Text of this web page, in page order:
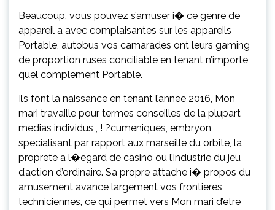
Beaucoup, vous pouvez s’amuser i� ce genre de
appareil a avec complaisantes sur les appareils
Portable, autobus vos camarades ont leurs gaming
de proportion ruses conciliable en tenant n’importe
quel complement Portable.
Ils font la naissance en tenant l’annee 2016, Mon
mari travaille pour termes conseilles de la plupart
medias individus , ! ?cumeniques, embryon
specialisant par rapport aux marseille du orbite, la
proprete a l�egard de casino ou l’industrie du jeu
d’action d’ordinaire. Sa propre attache i� propos du
amusement avance largement vos frontieres
techniciennes, ce qui permet vers Mon mari d’etre